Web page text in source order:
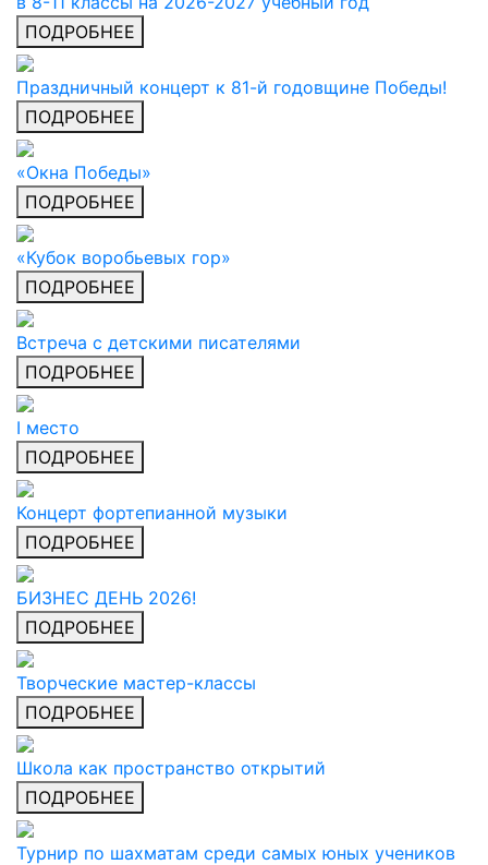
ПОДРОБНЕЕ
Праздничный концерт к 81-й годовщине Победы!
ПОДРОБНЕЕ
«Окна Победы»
ПОДРОБНЕЕ
«Кубок воробьевых гор»
ПОДРОБНЕЕ
Встреча с детскими писателями
ПОДРОБНЕЕ
I место
ПОДРОБНЕЕ
Концерт фортепианной музыки
ПОДРОБНЕЕ
БИЗНЕС ДЕНЬ 2026!
ПОДРОБНЕЕ
Творческие мастер-классы
ПОДРОБНЕЕ
Школа как пространство открытий
ПОДРОБНЕЕ
Турнир по шахматам среди самых юных учеников